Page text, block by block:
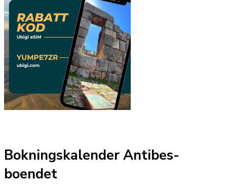
Bokningskalender Antibes-
boendet